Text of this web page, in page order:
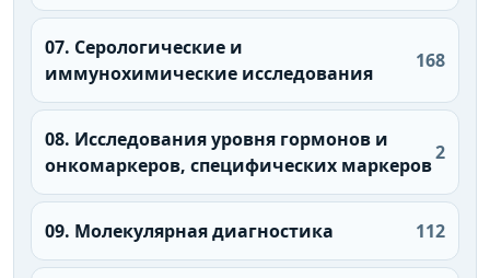
07. Серологические и
иммунохимические исследования
168
08. Исследования уровня гормонов и
онкомаркеров, специфических маркеров
2
09. Молекулярная диагностика 112